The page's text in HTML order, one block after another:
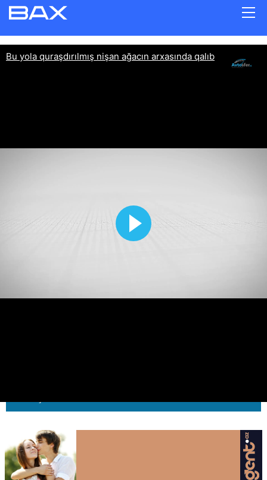
Bu yola quraşdırılmış nişan